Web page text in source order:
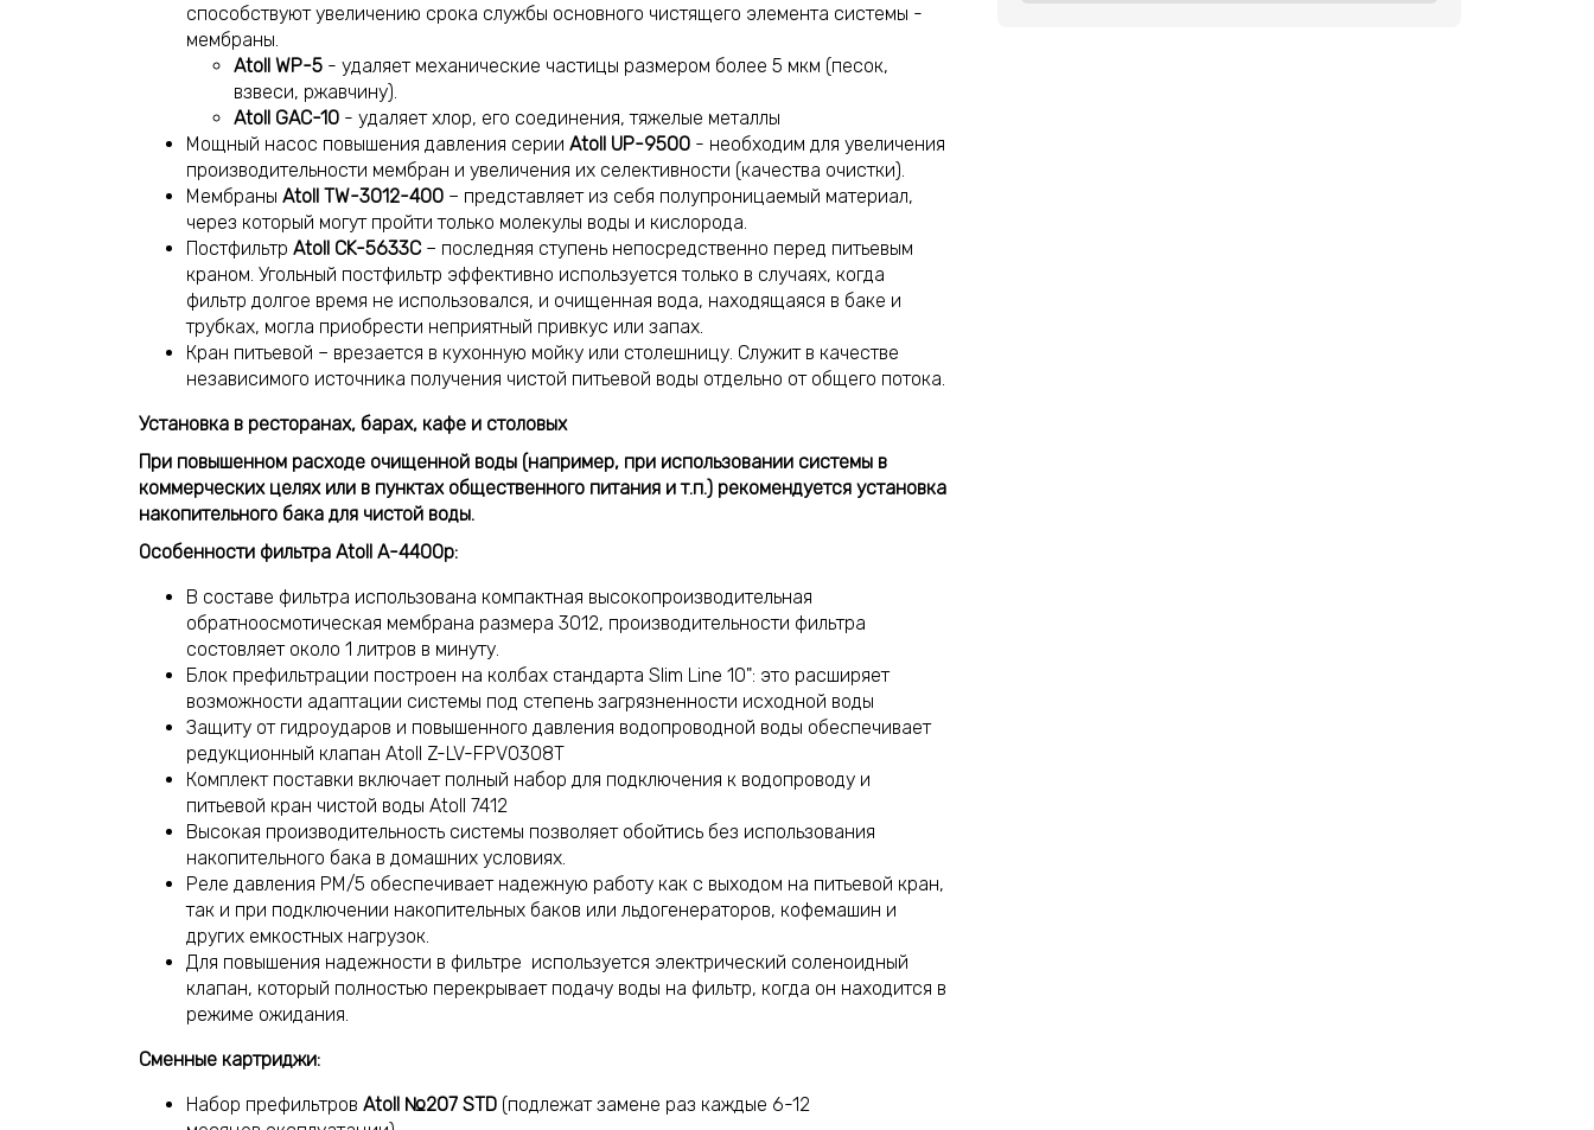
способствуют увеличению срока службы основного чистящего элемента системы -
мембраны.
Atoll WP-5 - удаляет механические частицы размером более 5 мкм (песок,
взвеси, ржавчину).
Atoll GAC-10 - удаляет хлор, его соединения, тяжелые металлы
Мощный насос повышения давления серии Atoll UP-9500 - необходим для увеличения
производительности мембран и увеличения их селективности (качества очистки).
Мембраны Atoll TW-3012-400 – представляет из себя полупроницаемый материал,
через который могут пройти только молекулы воды и кислорода.
Постфильтр Atoll CK-5633C – последняя ступень непосредственно перед питьевым
краном. Угольный постфильтр эффективно используется только в случаях, когда
фильтр долгое время не использовался, и очищенная вода, находящаяся в баке и
трубках, могла приобрести неприятный привкус или запах.
Кран питьевой – врезается в кухонную мойку или столешницу. Служит в качестве
независимого источника получения чистой питьевой воды отдельно от общего потока.
Установка в ресторанах, барах, кафе и столовых
При повышенном расходе очищенной воды (например, при использовании системы в
коммерческих целях или в пунктах общественного питания и т.п.) рекомендуется установка
накопительного бака для чистой воды.
Особенности фильтра Atoll A-4400p:
В составе фильтра использована компактная высокопроизводительная
обратноосмотическая мембрана размера 3012, производительности фильтра
состовляет около 1 литров в минуту.
Блок префильтрации построен на колбах стандарта Slim Line 10": это расширяет
возможности адаптации системы под степень загрязненности исходной воды
Защиту от гидроударов и повышенного давления водопроводной воды обеспечивает
редукционный клапан Atoll Z-LV-FPV0308Т
Комплект поставки включает полный набор для подключения к водопроводу и
питьевой кран чистой воды Atoll 7412
Высокая производительность системы позволяет обойтись без использования
накопительного бака в домашних условиях.
Реле давления PM/5 обеспечивает надежную работу как с выходом на питьевой кран,
так и при подключении накопительных баков или льдогенераторов, кофемашин и
других емкостных нагрузок.
Для повышения надежности в фильтре используется электрический соленоидный
клапан, который полностью перекрывает подачу воды на фильтр, когда он находится в
режиме ожидания.
Сменные картриджи:
Набор префильтров Atoll №207 STD (подлежат замене раз каждые 6-12